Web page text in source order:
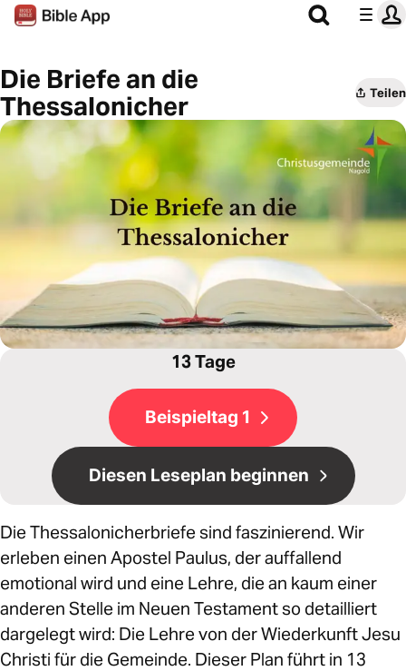
Die Briefe an die
Thessalonicher
Teilen
13 Tage
Beispieltag 1
Diesen Leseplan beginnen
Die Thessalonicherbriefe sind faszinierend. Wir
erleben einen Apostel Paulus, der auffallend
emotional wird und eine Lehre, die an kaum einer
anderen Stelle im Neuen Testament so detailliert
dargelegt wird: Die Lehre von der Wiederkunft Jesu
Christi für die Gemeinde. Dieser Plan führt in 13